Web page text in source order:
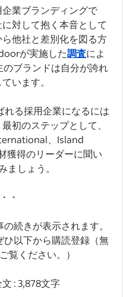
業ブランディングで
対して抱く本音として
他社と差別化を図る方
が実施した調査によ
ブランドは自分が誇れ
います。
れる採用企業になるには
初のステップとして、
、Island
獲得のリーダーに聞い
ましょう。
・
続きが表示されます。
以下から購読登録（無
覧ください。）
: 3,878文字